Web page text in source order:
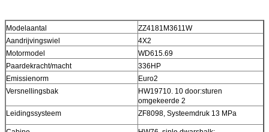
Modelaantal
ZZ4181M3611W
Aandrijvingswiel
4X2
Motormodel
WD615.69
Paardekracht/macht
336HP
Emissienorm
Euro2
Versnellingsbak
HW19710. 10 door:sturen
omgekeerde 2
Leidingssysteem
ZF8098, Systeemdruk 13 MPa